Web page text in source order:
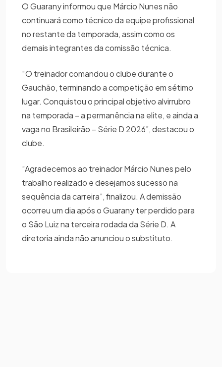
O Guarany informou que Márcio Nunes não
continuará como técnico da equipe profissional
no restante da temporada, assim como os
demais integrantes da comissão técnica.
“O treinador comandou o clube durante o
Gauchão, terminando a competição em sétimo
lugar. Conquistou o principal objetivo alvirrubro
na temporada – a permanência na elite, e ainda a
vaga no Brasileirão – Série D 2026”, destacou o
clube.
“Agradecemos ao treinador Márcio Nunes pelo
trabalho realizado e desejamos sucesso na
sequência da carreira”, finalizou. A demissão
ocorreu um dia após o Guarany ter perdido para
o São Luiz na terceira rodada da Série D. A
diretoria ainda não anunciou o substituto.